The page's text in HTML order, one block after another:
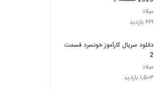
میلاد
۶۶۹ بازدید
دانلود سریال کارآموز خونسرد قسمت
2
میلاد
۱,۵۰۳ بازدید